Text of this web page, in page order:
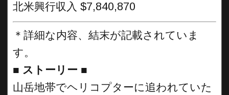
北米興行収入 $7,840,870
＊詳細な内容、結末が記載されていま
す。
■ ストーリー ■
山岳地帯でヘリコプターに追われていた